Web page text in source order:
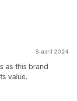
8 april 2024
as this brand
value.